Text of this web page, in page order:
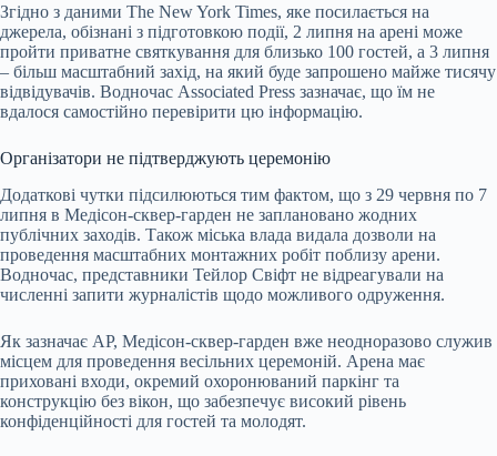
Згідно з даними The New York Times, яке посилається на
джерела, обізнані з підготовкою події, 2 липня на арені може
пройти приватне святкування для близько 100 гостей, а 3 липня
– більш масштабний захід, на який буде запрошено майже тисячу
відвідувачів. Водночас Associated Press зазначає, що їм не
вдалося самостійно перевірити цю інформацію.
Організатори не підтверджують церемонію
Додаткові чутки підсилюються тим фактом, що з 29 червня по 7
липня в Медісон-сквер-гарден не заплановано жодних
публічних заходів. Також міська влада видала дозволи на
проведення масштабних монтажних робіт поблизу арени.
Водночас, представники Тейлор Свіфт не відреагували на
численні запити журналістів щодо можливого одруження.
Як зазначає AP, Медісон-сквер-гарден вже неодноразово служив
місцем для проведення весільних церемоній. Арена має
приховані входи, окремий охоронюваний паркінг та
конструкцію без вікон, що забезпечує високий рівень
конфіденційності для гостей та молодят.